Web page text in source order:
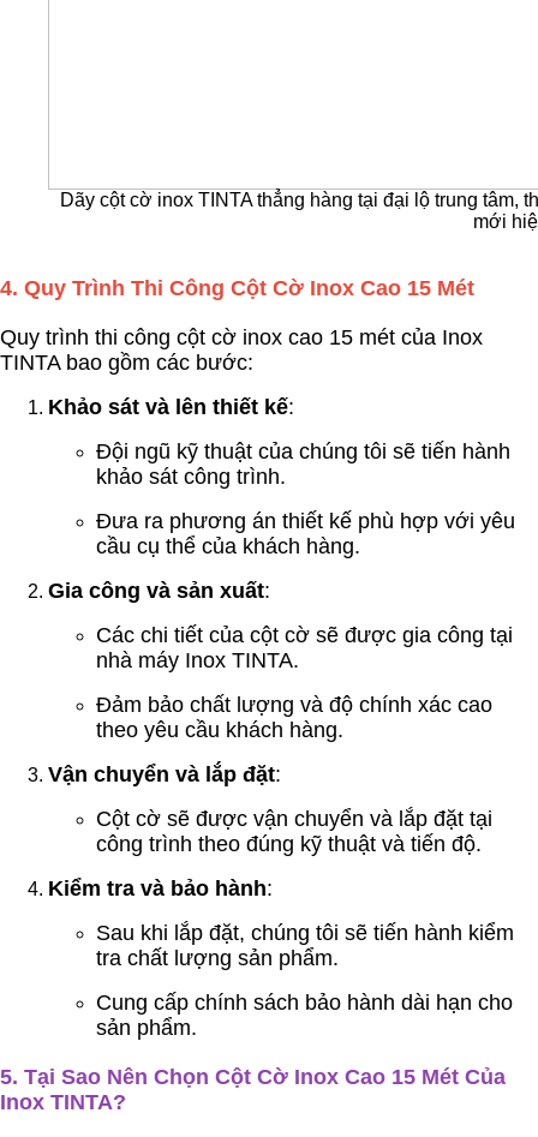
Dãy cột cờ inox TINTA thẳng hàng tại đại lộ trung tâm,
mới
4. Quy Trình Thi Công Cột Cờ Inox Cao 15 Mét
Quy trình thi công cột cờ inox cao 15 mét của Inox
TINTA bao gồm các bước:
Khảo sát và lên thiết kế:
Đội ngũ kỹ thuật của chúng tôi sẽ tiến hành
khảo sát công trình.
Đưa ra phương án thiết kế phù hợp với yêu
cầu cụ thể của khách hàng.
Gia công và sản xuất:
Các chi tiết của cột cờ sẽ được gia công tại
nhà máy Inox TINTA.
Đảm bảo chất lượng và độ chính xác cao
theo yêu cầu khách hàng.
Vận chuyển và lắp đặt:
Cột cờ sẽ được vận chuyển và lắp đặt tại
công trình theo đúng kỹ thuật và tiến độ.
Kiểm tra và bảo hành:
Sau khi lắp đặt, chúng tôi sẽ tiến hành kiểm
tra chất lượng sản phẩm.
Cung cấp chính sách bảo hành dài hạn cho
sản phẩm.
5. Tại Sao Nên Chọn Cột Cờ Inox Cao 15 Mét Của
Inox TINTA?